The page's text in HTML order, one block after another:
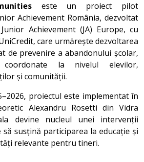
este un proiect pilot
Achievement România, dezvoltat
Achievement (JA) Europe, cu
care urmărește dezvoltarea
de prevenire a abandonului școlar,
la nivelul elevilor,
și comunității.
proiectul este implementat în
Alexandru Rosetti din Vidra
devine nucleul unei intervenții
susțină participarea la educație și
relevante pentru tineri.